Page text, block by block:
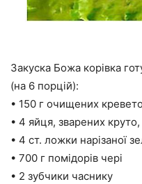
Закуска Божа корівка
(на 6 порцій):
• 150 г очищених
• 4 яйця, зварених круто,
• 4 ст. ложки нарізаної
• 700 г помідорів чері
• 2 зубчики часнику